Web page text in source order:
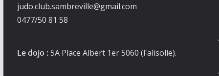
judo.club.sambreville@gmail.com
0477/50 81 58
Le dojo :5A Place Albert 1er 5060 (Falisolle).